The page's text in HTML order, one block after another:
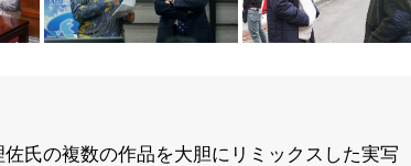
氏の複数の作品を大胆にリミックスした実写